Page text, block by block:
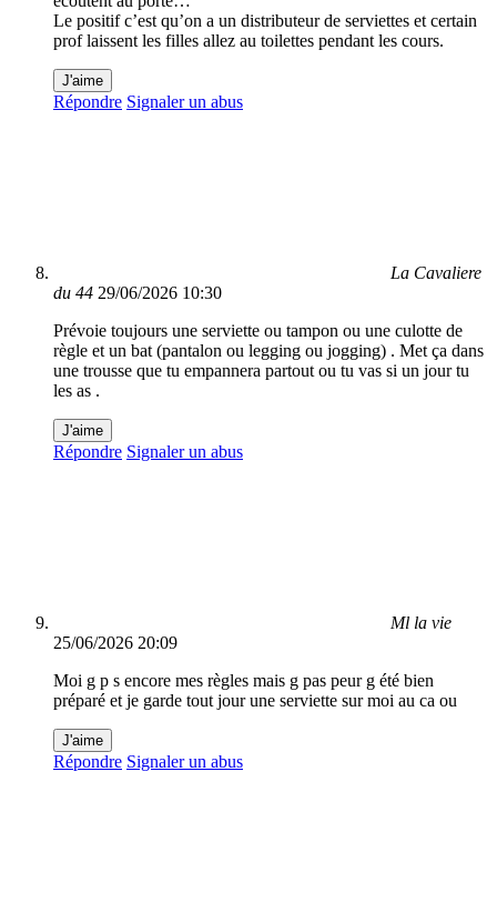
Le positif c’est qu’on a un distributeur de serviettes et certain
prof laissent les filles allez au toilettes pendant les cours.
J'aime
Répondre Signaler un abus
La Cavaliere
du 44 29/06/2026 10:30
Prévoie toujours une serviette ou tampon ou une culotte de
règle et un bat (pantalon ou legging ou jogging) . Met ça dans
une trousse que tu empannera partout ou tu vas si un jour tu
les as .
J'aime
Répondre Signaler un abus
Ml la vie
25/06/2026 20:09
Moi g p s encore mes règles mais g pas peur g été bien
préparé et je garde tout jour une serviette sur moi au ca ou
J'aime
Répondre Signaler un abus